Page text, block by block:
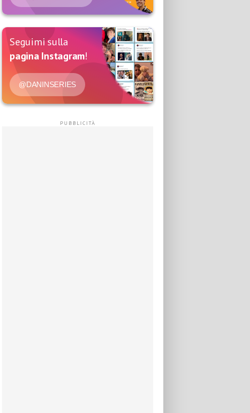
Seguimi sulla
pagina Instagram!
@DANINSERIES